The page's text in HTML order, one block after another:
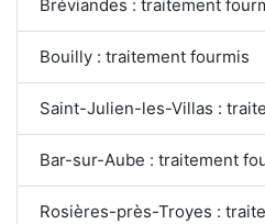
Bréviandes : traitement
Bouilly : traitement fourmis
Saint-Julien-les-Villas :
Bar-sur-Aube : traitement
Rosières-près-Troyes :